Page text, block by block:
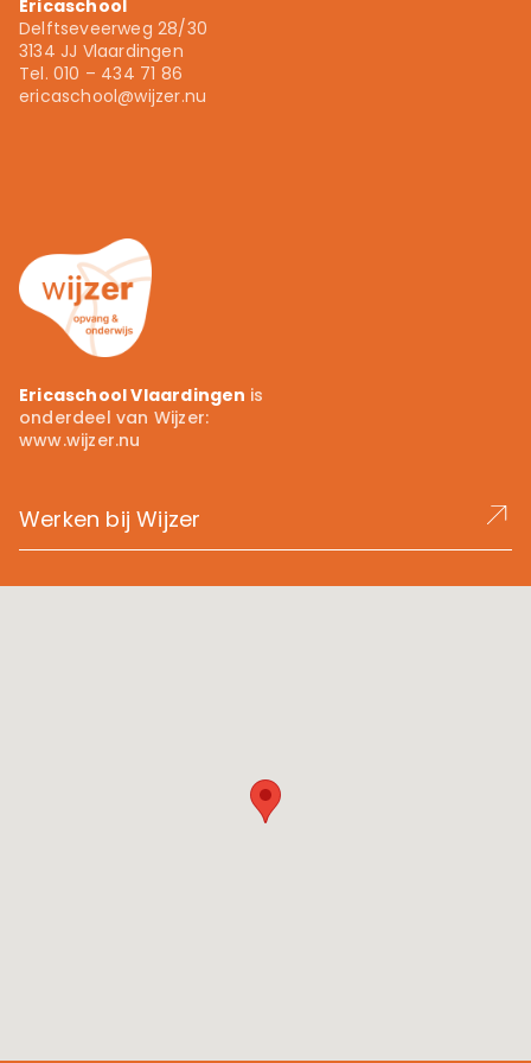
010 - 434 71 86
ericaschool@wijzer.nu
Ericaschool
Delftseveerweg 28/30
3134 JJ Vlaardingen
Tel. 010 – 434 71 86
ericaschool@wijzer.nu
Ericaschool Vlaardingen is
onderdeel van Wijzer:
www.wijzer.nu
Werken bij Wijzer